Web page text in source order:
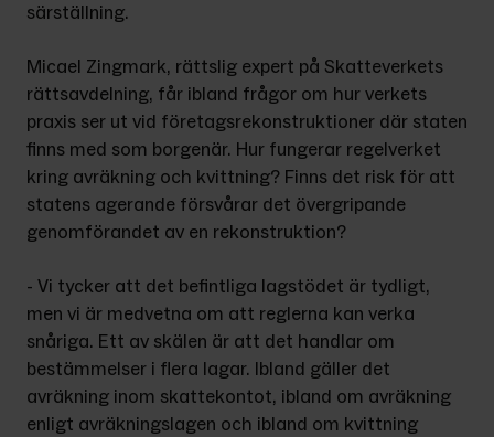
särställning.
Micael Zingmark, rättslig expert på Skatteverkets
rättsavdelning, får ibland frågor om hur verkets
praxis ser ut vid företagsrekonstruktioner där staten
finns med som borgenär. Hur fungerar regelverket
kring avräkning och kvittning? Finns det risk för att
statens agerande försvårar det övergripande
genomförandet av en rekonstruktion?
- Vi tycker att det befintliga lagstödet är tydligt,
men vi är medvetna om att reglerna kan verka
snåriga. Ett av skälen är att det handlar om
bestämmelser i flera lagar. Ibland gäller det
avräkning inom skattekontot, ibland om avräkning
enligt avräkningslagen och ibland om kvittning